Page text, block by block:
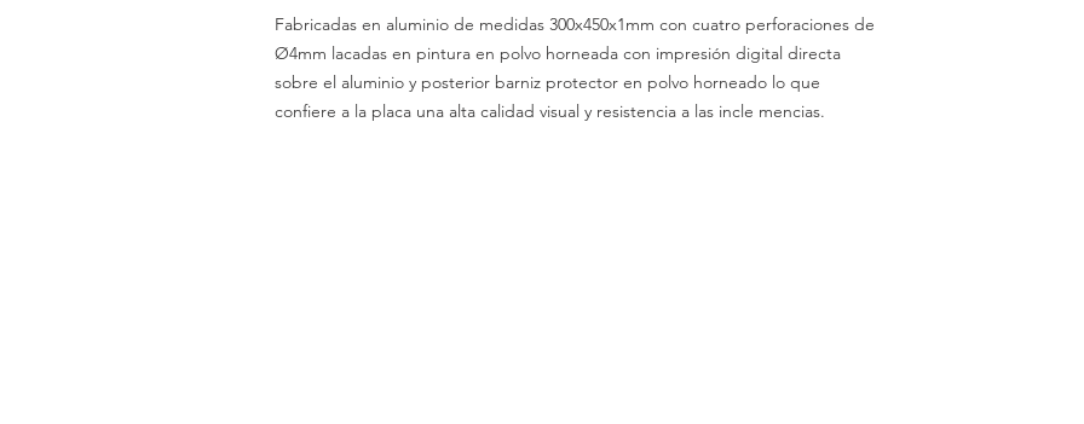
Fabricadas en aluminio de medidas 300x450x1mm con cuatro perforaciones de
Ø4mm lacadas en pintura en polvo horneada con impresión digital directa
sobre el aluminio y posterior barniz protector en polvo horneado lo que
confiere a la placa una alta calidad visual y resistencia a las incle mencias.